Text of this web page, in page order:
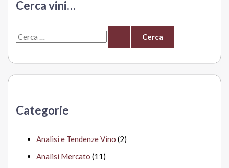
cantina
è
Cerca vini…
C
r
:Categorie
Analisi e Tendenze Vino (2)
Analisi Mercato (11)